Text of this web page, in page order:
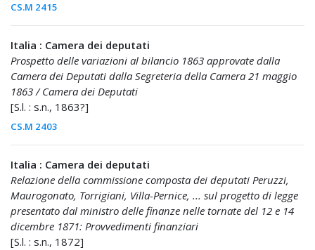
CS.M 2415
Italia : Camera dei deputati
Prospetto delle variazioni al bilancio 1863 approvate dalla
Camera dei Deputati dalla Segreteria della Camera 21 maggio
1863 / Camera dei Deputati
[S.l. : s.n., 1863?]
CS.M 2403
Italia : Camera dei deputati
Relazione della commissione composta dei deputati Peruzzi,
Maurogonato, Torrigiani, Villa-Pernice, ... sul progetto di legge
presentato dal ministro delle finanze nelle tornate del 12 e 14
dicembre 1871: Provvedimenti finanziari
[S.l. : s.n., 1872]